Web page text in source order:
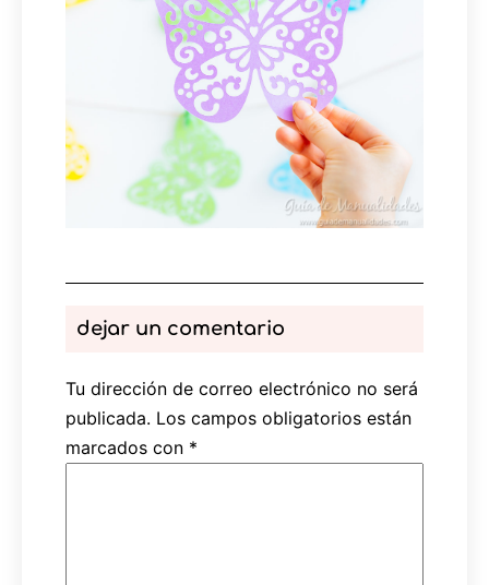
dejar un comentario
Tu dirección de correo electrónico no será
publicada. Los campos obligatorios están
marcados con *